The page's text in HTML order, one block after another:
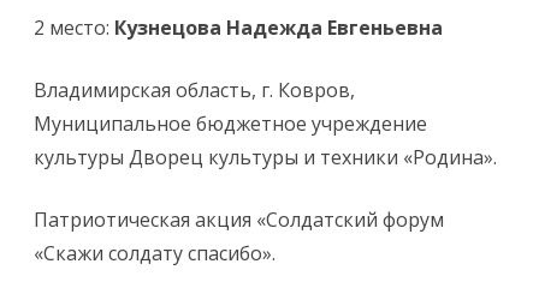
2 место: Кузнецова Надежда Евгеньевна
Владимирская область, г. Ковров,
Муниципальное бюджетное учреждение
культуры Дворец культуры и техники «Родина».
Патриотическая акция «Солдатский форум
«Скажи солдату спасибо».